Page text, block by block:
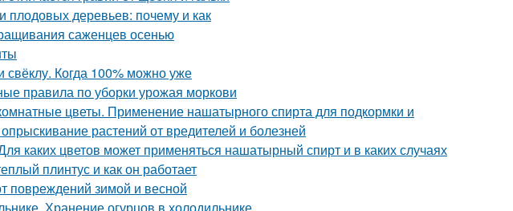
плодовых деревьев: почему и как
саженцев осенью
свёклу. Когда 100% можно уже
правила по уборки урожая моркови
цветы. Применение нашатырного спирта для подкормки и
растений от вредителей и болезней
каких цветов может применяться нашатырный спирт и в каких случаях
плинтус и как он работает
повреждений зимой и весной